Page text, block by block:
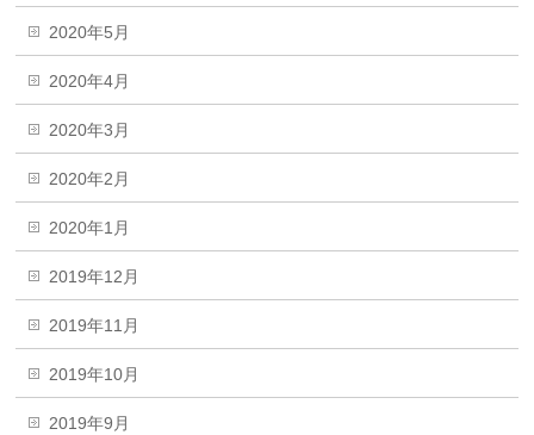
2020年5月
2020年4月
2020年3月
2020年2月
2020年1月
2019年12月
2019年11月
2019年10月
2019年9月